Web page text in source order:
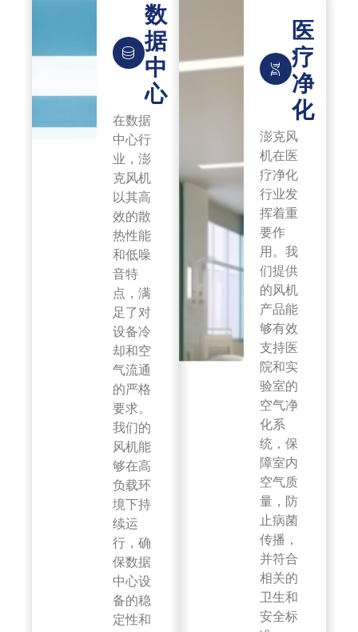
数
据
中
心
在数据
中心行
业，澎
克风机
以其高
效的散
热性能
和低噪
音特
点，满
足了对
设备冷
却和空
气流通
的严格
要求。
我们的
风机能
够在高
负载环
境下持
续运
行，确
保数据
中心设
备的稳
定性和
医
疗
净
化
澎克风
机在医
疗净化
行业发
挥着重
要作
用。我
们提供
的风机
产品能
够有效
支持医
院和实
验室的
空气净
化系
统，保
障室内
空气质
量，防
止病菌
传播，
并符合
相关的
卫生和
安全标